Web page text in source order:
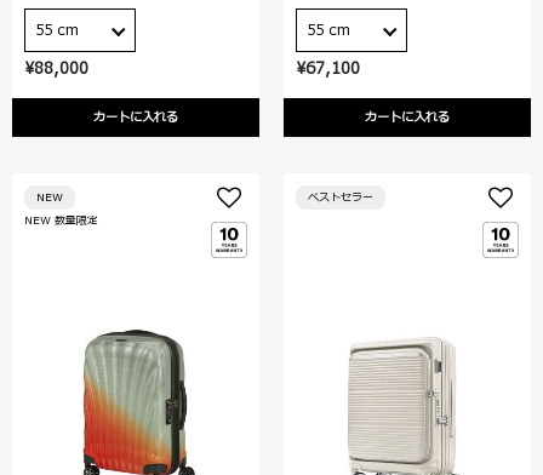
¥88,000
カートに入れる
55 cm
¥67,100
カートに入れる
55 cm
NEW 数量限定
NEW ベストセラー